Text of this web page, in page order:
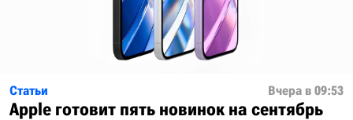
Статьи Вчера в 09:53
Apple готовит пять новинок на сентябрь